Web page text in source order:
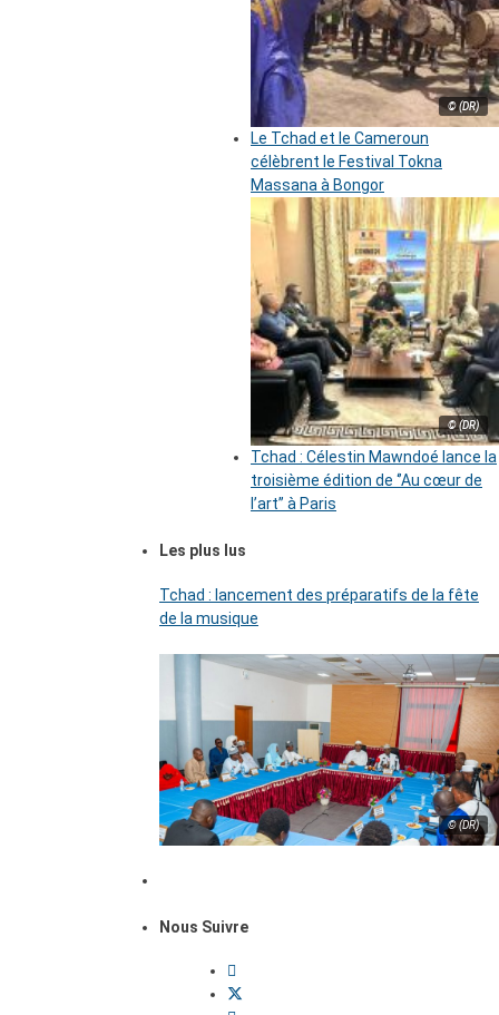
© (DR)
Le Tchad et le Cameroun
célèbrent le Festival Tokna
Massana à Bongor
© (DR)
Tchad : Célestin Mawndoé lance la
troisième édition de ‘’Au cœur de
l’art’’ à Paris
Les plus lus
Tchad : lancement des préparatifs de la fête
de la musique
© (DR)
Nous Suivre